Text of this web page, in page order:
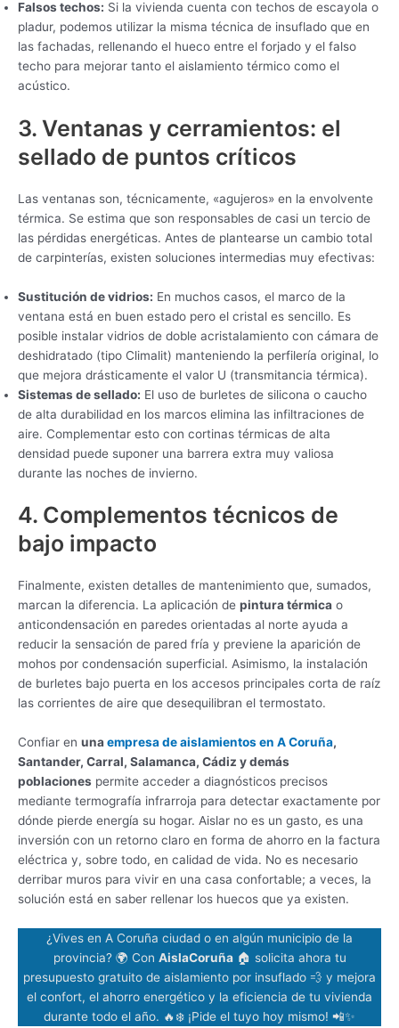
Falsos techos: Si la vivienda cuenta con techos de escayola o
pladur, podemos utilizar la misma técnica de insuflado que en
las fachadas, rellenando el hueco entre el forjado y el falso
techo para mejorar tanto el aislamiento térmico como el
acústico.
3. Ventanas y cerramientos: el
sellado de puntos críticos
Las ventanas son, técnicamente, «agujeros» en la envolvente
térmica. Se estima que son responsables de casi un tercio de
las pérdidas energéticas. Antes de plantearse un cambio total
de carpinterías, existen soluciones intermedias muy efectivas:
Sustitución de vidrios: En muchos casos, el marco de la
ventana está en buen estado pero el cristal es sencillo. Es
posible instalar vidrios de doble acristalamiento con cámara de
deshidratado (tipo Climalit) manteniendo la perfilería original, lo
que mejora drásticamente el valor U (transmitancia térmica).
Sistemas de sellado: El uso de burletes de silicona o caucho
de alta durabilidad en los marcos elimina las infiltraciones de
aire. Complementar esto con cortinas térmicas de alta
densidad puede suponer una barrera extra muy valiosa
durante las noches de invierno.
4. Complementos técnicos de
bajo impacto
Finalmente, existen detalles de mantenimiento que, sumados,
marcan la diferencia. La aplicación de pintura térmica o
anticondensación en paredes orientadas al norte ayuda a
reducir la sensación de pared fría y previene la aparición de
mohos por condensación superficial. Asimismo, la instalación
de burletes bajo puerta en los accesos principales corta de raíz
las corrientes de aire que desequilibran el termostato.
Confiar en unaempresa de aislamientos en A Coruña,
Santander, Carral, Salamanca, Cádiz y demás
poblaciones permite acceder a diagnósticos precisos
mediante termografía infrarroja para detectar exactamente por
dónde pierde energía su hogar. Aislar no es un gasto, es una
inversión con un retorno claro en forma de ahorro en la factura
eléctrica y, sobre todo, en calidad de vida. No es necesario
derribar muros para vivir en una casa confortable; a veces, la
solución está en saber rellenar los huecos que ya existen.
¿Vives en A Coruña ciudad o en algún municipio de la
provincia? 🌍 Con AislaCoruña🏠 solicita ahora tu
presupuesto gratuito de aislamiento por insuflado 💨 y mejora
el confort, el ahorro energético y la eficiencia de tu vivienda
durante todo el año. 🔥❄️ ¡Pide el tuyo hoy mismo! 📲✨